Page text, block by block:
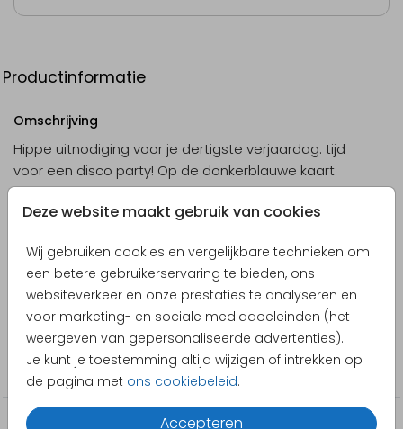
Deze website maakt gebruik van cookies
Wij gebruiken cookies en vergelijkbare technieken om
een betere gebruikerservaring te bieden, ons
websiteverkeer en onze prestaties te analyseren en
voor marketing- en sociale mediadoeleinden (het
weergeven van gepersonaliseerde advertenties).
Je kunt je toestemming altijd wijzigen of intrekken op
de pagina met ons cookiebeleid.
Accepteren
Productinformatie
Omschrijving
Hippe uitnodiging voor je dertigste verjaardag: tijd
voor een disco party! Op de donkerblauwe kaart
staan discobollen in zilver en paars, in het kader kun
je een eigen foto uploaden. De tekst staat in
discothema.
Designer
Pretty Orange
Collectie
Verjaardag